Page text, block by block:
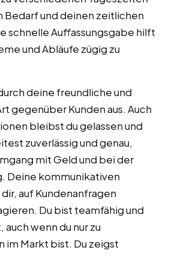
Bedarf und deinen zeitlichen
schnelle Auffassungsgabe hilft
und Abläufe zügig zu
deine freundliche und
gegenüber Kunden aus. Auch
bleibst du gelassen und
zuverlässig und genau,
mit Geld und bei der
Deine kommunikativen
auf Kundenanfragen
Du bist teamfähig und
wenn du nur zu
Markt bist. Du zeigst